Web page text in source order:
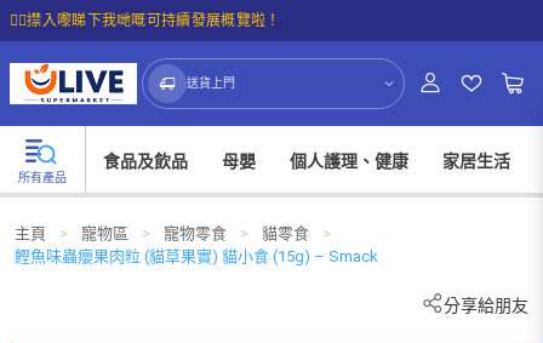
☝🏼㩒入嚟睇下我哋嘅可持續發展概覽啦！
送貨上門
所有產品
食品及飲品 母嬰 個人護理、健康 家居生活
主頁 > 寵物區 > 寵物零食 > 貓零食
>
鰹魚味蟲癭果肉粒 (貓草果實) 貓小食 (15g) – Smack
分享給朋友